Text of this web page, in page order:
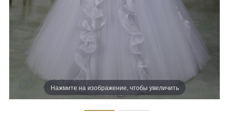
Нажмите на изображение, чтобы увеличить